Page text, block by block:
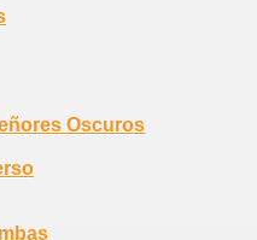
Oscuros